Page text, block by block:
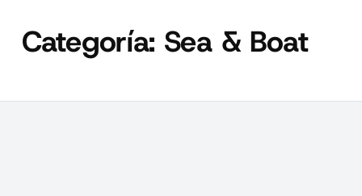
Categoría: Sea & Boat